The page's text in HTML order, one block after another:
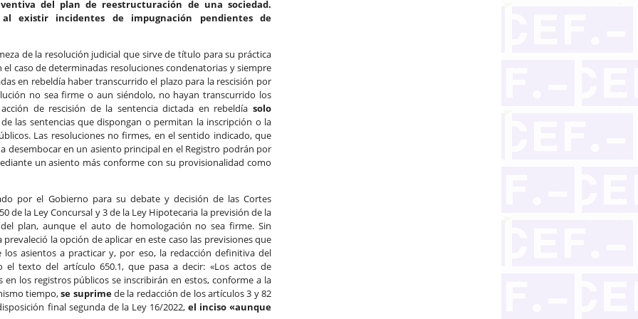
del plan de reestructuración de una sociedad.
existir incidentes de impugnación pendientes de
de la resolución judicial que sirve de título para su práctica
el caso de determinadas resoluciones condenatorias y siempre
en rebeldía haber transcurrido el plazo para la rescisión por
no sea firme o aun siéndolo, no hayan transcurrido los
de rescisión de la sentencia dictada en rebeldía solo
de las sentencias que dispongan o permitan la inscripción o la
Las resoluciones no firmes, en el sentido indicado, que
desembocar en un asiento principal en el Registro podrán por
un asiento más conforme con su provisionalidad como
por el Gobierno para su debate y decisión de las Cortes
de la Ley Concursal y 3 de la Ley Hipotecaria la previsión de la
plan, aunque el auto de homologación no sea firme. Sin
la opción de aplicar en este caso las previsiones que
asientos a practicar y, por eso, la redacción definitiva del
texto del artículo 650.1, que pasa a decir: «Los actos de
en los registros públicos se inscribirán en estos, conforme a la
tiempo,se suprimede la redacción de los artículos 3 y 82
final segunda de la Ley 16/2022, el inciso «aunque